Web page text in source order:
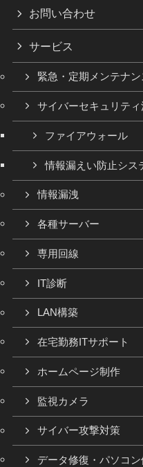
お問い合わせ
サービス
緊急・定期メンテナン
サイバーセキュリテ
ファイアウォール
情報漏えい防止シス
情報漏洩
各種サーバー
専用回線
IT診断
LAN構築
在宅勤務ITサポート
ホームページ制作
監視カメラ
サイバー攻撃対策
データ修復・パソコン